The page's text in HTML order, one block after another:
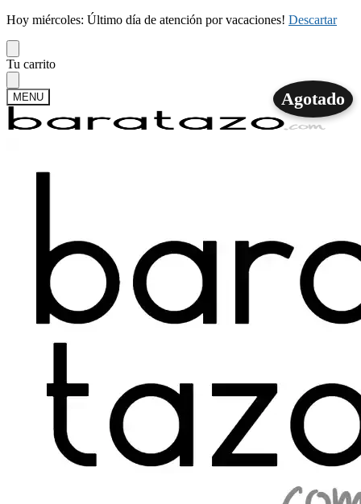
Hoy miércoles: Último día de atención por vacaciones! Descartar
Skip
to
navigation
Skip
to
content
Tu carrito
MENU
Mi cuenta
Agotado